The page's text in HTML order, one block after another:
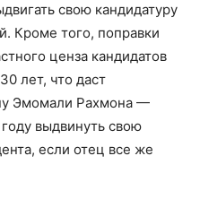
свою кандидатуру
Кроме того, поправки
ценза кандидатов
лет, что даст
Эмомали Рахмона —
выдвинуть свою
если отец все же